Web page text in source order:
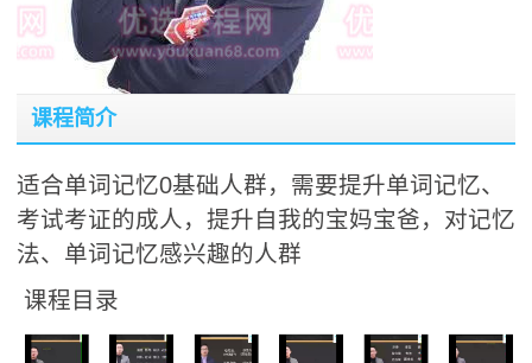
课程简介
适合单词记忆0基础人群，需要提升单词记忆、
考试考证的成人，提升自我的宝妈宝爸，对记忆
法、单词记忆感兴趣的人群
课程目录